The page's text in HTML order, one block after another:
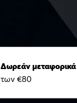
Δωρεάν μεταφορικά
των €80